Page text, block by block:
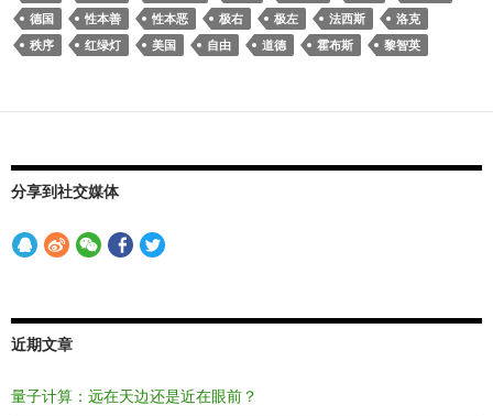
德国
性本善 性本恶 极右 极左 法西斯
洛克
秩序
红绿灯 美国 自由 道德 霍布斯 黎智英
分享到社交媒体
近期文章
量子计算：远在天边还是近在眼前？